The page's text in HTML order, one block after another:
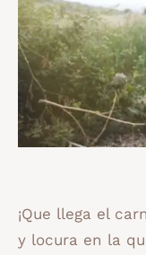
¡Que llega el
y locura en la